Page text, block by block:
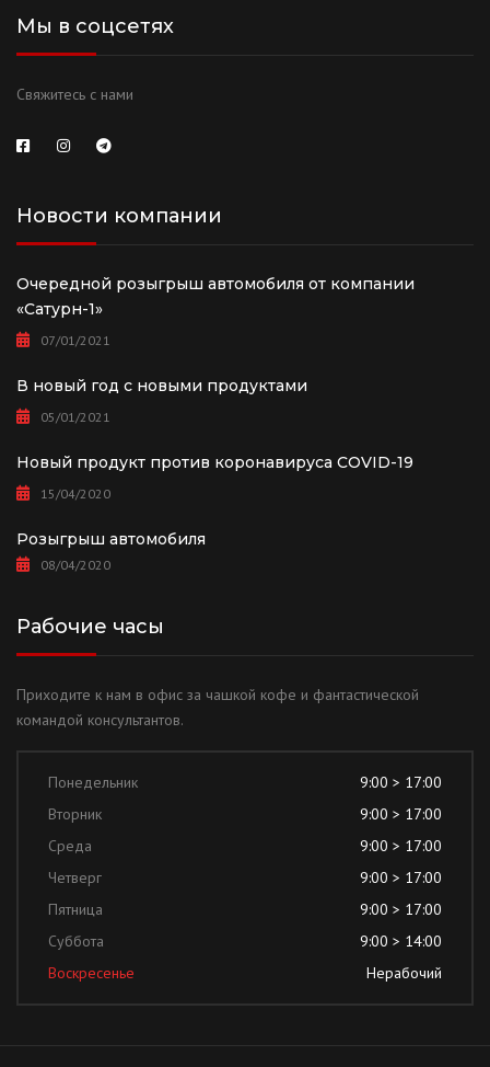
Мы в соцсетях
Свяжитесь с нами
Новости компании
Очередной розыгрыш автомобиля от компании
«Сатурн-1»
07/01/2021
В новый год с новыми продуктами
05/01/2021
Новый продукт против коронавируса COVID-19
15/04/2020
Розыгрыш автомобиля
08/04/2020
Рабочие часы
Приходите к нам в офис за чашкой кофе и фантастической
командой консультантов.
Понедельник
9:00 > 17:00
Вторник
9:00 > 17:00
Среда
9:00 > 17:00
Четверг
9:00 > 17:00
Пятница
9:00 > 17:00
Суббота
9:00 > 14:00
Воскресенье
Нерабочий